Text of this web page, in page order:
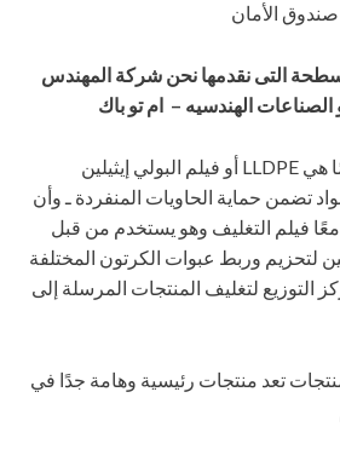
الأمان
التى نقدمها نحن شركة المهندس
الهندسيه – ام تو باك
أن الأفلام الأكثر استخدامًا هي LLDPE أو فيلم البولي إيثيلين
تضمن حماية الحاويات المنفردة ـ وأن
فيلم التغليف وهو يستخدم من قبل
لتحزيم وربط عبوات الكرتون المختلفة
التوزيع لتغليف المنتجات المرسلة إلى
تعد منتجات رئيسية وهامة جدًا في